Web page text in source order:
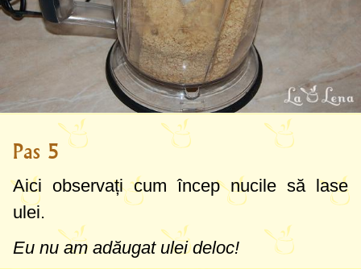
Pas 5
Aici observați cum încep nucile să lase
ulei.
Eu nu am adăugat ulei deloc!